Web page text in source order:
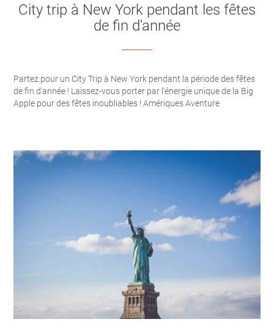
City trip à New York pendant les fêtes
de fin d'année
Partez pour un City Trip à New York pendant la période des fêtes
de fin d'année ! Laissez-vous porter par l'énergie unique de la Big
Apple pour des fêtes inoubliables ! Amériques Aventure